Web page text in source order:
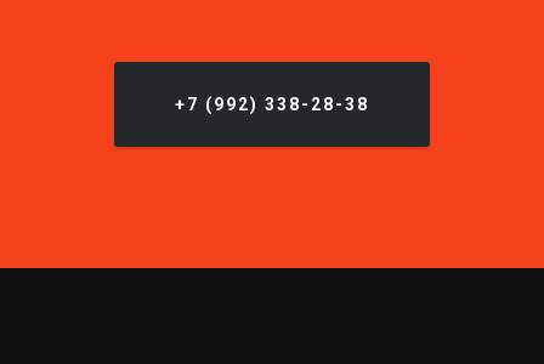
+7 (992) 338-28-38